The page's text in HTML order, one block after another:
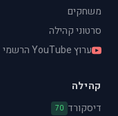
משחקים
סרטוני קהילה
ערוץ YouTube הרשמי
קהילה
דיסקורד 70